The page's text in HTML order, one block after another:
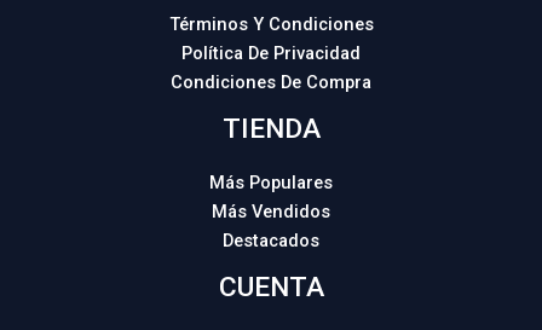
Términos Y Condiciones
Política De Privacidad
Condiciones De Compra
TIENDA
Más Populares
Más Vendidos
Destacados
CUENTA